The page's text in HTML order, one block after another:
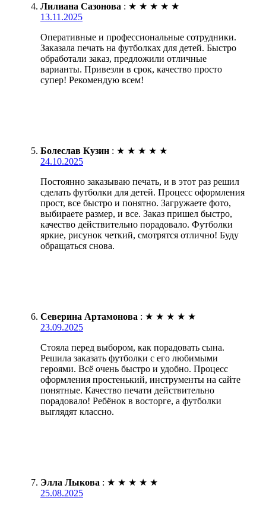
Лилиана Сазонова : ★ ★ ★ ★ ★
13.11.2025
Оперативные и профессиональные сотрудники.
Заказала печать на футболках для детей. Быстро
обработали заказ, предложили отличные
варианты. Привезли в срок, качество просто
супер! Рекомендую всем!
Болеслав Кузин : ★ ★ ★ ★ ★
24.10.2025
Постоянно заказываю печать, и в этот раз решил
сделать футболки для детей. Процесс оформления
прост, все быстро и понятно. Загружаете фото,
выбираете размер, и все. Заказ пришел быстро,
качество действительно порадовало. Футболки
яркие, рисунок четкий, смотрятся отлично! Буду
обращаться снова.
Северина Артамонова : ★ ★ ★ ★ ★
23.09.2025
Стояла перед выбором, как порадовать сына.
Решила заказать футболки с его любимыми
героями. Всё очень быстро и удобно. Процесс
оформления простенький, инструменты на сайте
понятные. Качество печати действительно
порадовало! Ребёнок в восторге, а футболки
выглядят классно.
Элла Лыкова : ★ ★ ★ ★ ★
25.08.2025